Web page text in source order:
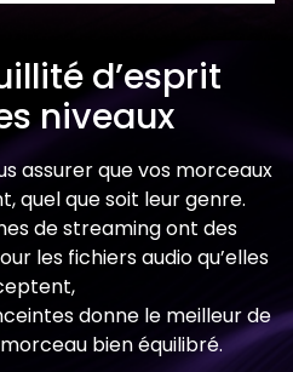
d’esprit
niveaux
assurer que vos morceaux
quel que soit leur genre.
de streaming ont des
les fichiers audio qu’elles
donne le meilleur de
bien équilibré.